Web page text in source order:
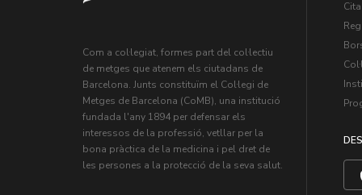
Com a col·legiat, formes part del col·lectiu
de metges que atenem els ciutadans de
Barcelona. Junts constituïm el Col·legi de
Metges de Barcelona (CoMB), una institució
fundada l'any 1894 per defensar els
interessos de la professió, vetllar per la
bona pràctica de la medicina i pel dret de
les persones a la protecció de la seva salut.